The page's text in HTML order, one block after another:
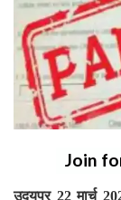
Join
उदयपुर 22 मार्च